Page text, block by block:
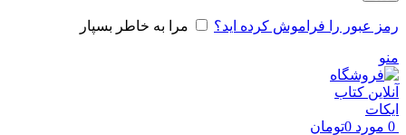
رمز عبور را فراموش کرده اید؟ مرا به خاطر بسپار
منو
0 مورد 0تومان